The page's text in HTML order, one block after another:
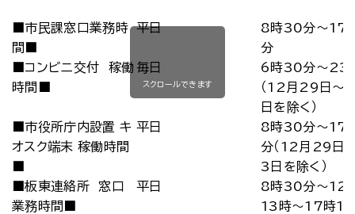
■市民課窓口業務時
間■
平日
8時30分～17
分
■コンビニ交付 稼働
時間■
毎日
6時30分～23
（12月29日～
日を除く）
■市役所庁内設置 キ
オスク端末 稼働時間
平日
8時30分～17
分（12月29日
3日を除く）
■板東連絡所 窓口
業務時間■
平日
8時30分～12
13時～17時15
スクロールできます